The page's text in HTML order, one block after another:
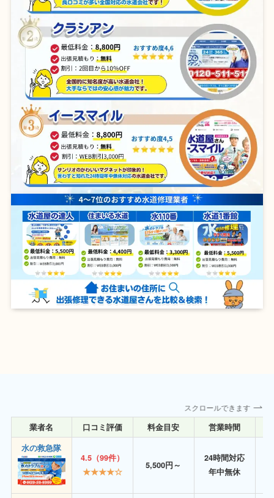
スクロールできます
業者名 口コミ評価 料金目安 営業時間
水の救急隊
4.5（99件）
★★★★☆
5,500円～
24時間対応
年中無休